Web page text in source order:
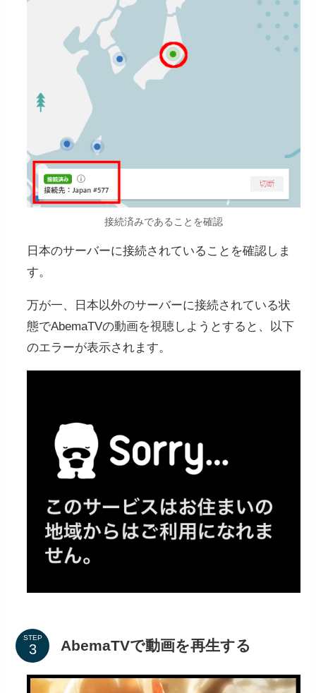
支払い方法を選択
NordVPNでは通常のクレジットカードでの支
払いだけでなく「PayPal」「Google Pay」
「AmazonPay」「UnionPay」「ビットコイン
す。
以上の支払いが完了すれば、「NordVPN」の
登録は完了となります。
OS/デバイスに合わせてアプリ
をダウンロード
各種デバイスにあわせてダウンロードするに
は、マイアカウントのダウンロードページか
接続済みであることを確認
日本のサーバーに接続されていることを確認しま
す。
万が一、日本以外のサーバーに接続されている状
態でAbemaTVの動画を視聴しようとすると、以下
のエラーが表示されます。
STEP AbemaTVで動画を再生する